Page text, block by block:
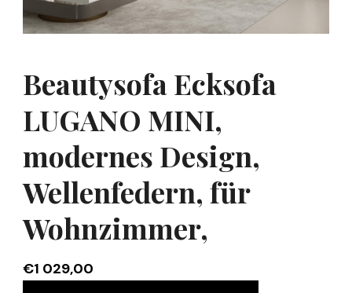
Beautysofa Ecksofa
LUGANO MINI,
modernes Design,
Wellenfedern, für
Wohnzimmer,
€1 029,00